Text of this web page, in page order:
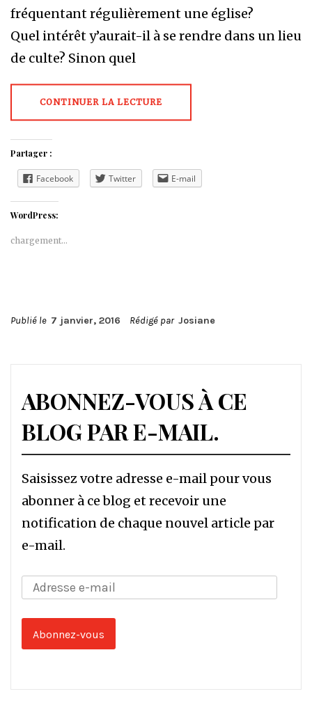
fréquentant régulièrement une église?
Quel intérêt y’aurait-il à se rendre dans un lieu
de culte? Sinon quel
CONTINUER LA LECTURE
Partager :
Facebook Twitter E-mail
WordPress:
chargement…
Publié le 7 janvier, 2016 Rédigé par Josiane
ABONNEZ-VOUS À CE
BLOG PAR E-MAIL.
Saisissez votre adresse e-mail pour vous
abonner à ce blog et recevoir une
notification de chaque nouvel article par
e-mail.
Adresse
mail
Abonnez-vous